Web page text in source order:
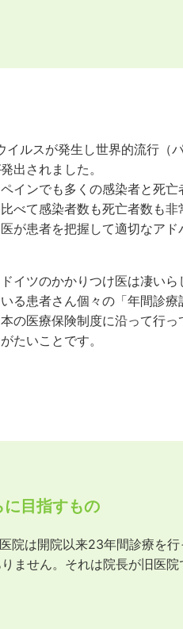
ルスが発生し世界的流行（
出されました。
インでも多くの感染者と死
べて感染者数も死亡者数も
が患者を把握して適切なア
イツのかかりつけ医は凄い
る患者さん個々の「年間診
の医療保険制度に沿って行
たいことです。
目指すもの
院は開院以来23年間診療を
ません。それは院長が旧医